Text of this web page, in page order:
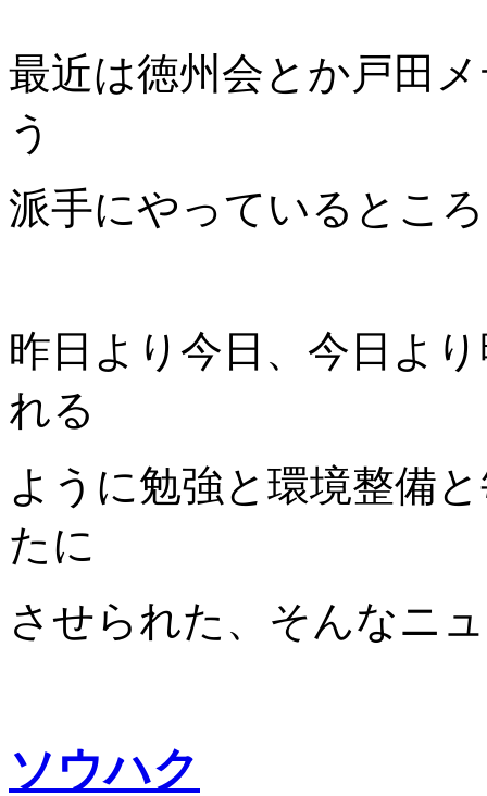
最近は徳州会とか戸田
う
派手にやっているとこ
昨日より今日、今日よ
れる
ように勉強と環境整備
たに
させられた、そんなニ
ソウハク